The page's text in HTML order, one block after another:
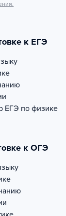
к ЕГЭ
ЕГЭ по физике
к ОГЭ